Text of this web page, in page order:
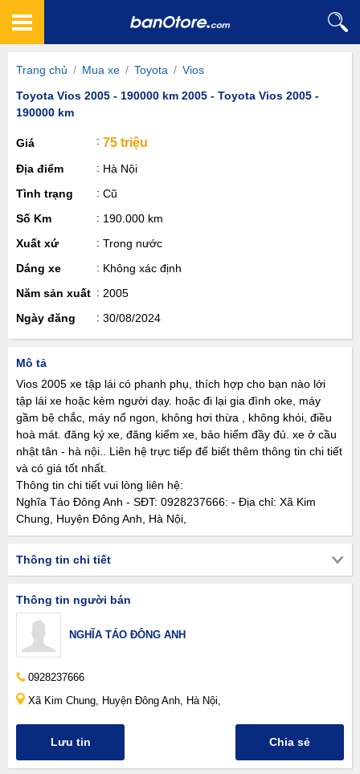
Trang chủ / Mua xe / Toyota / Vios
Toyota Vios 2005 - 190000 km 2005 - Toyota Vios 2005 -
190000 km
Giá 75 triệu
Địa điểm
Hà Nội
Tình trạng
Cũ
Số Km
190.000 km
Xuất xứ
Trong nước
Dáng xe
Không xác định
Năm sản xuất
2005
Ngày đăng
30/08/2024
Mô tả
Vios 2005 xe tập lái có phanh phụ, thích hợp cho bạn nào lới
tập lái xe hoặc kèm người dạy. hoặc đi lại gia đình oke, máy
gầm bệ chắc, máy nổ ngon, không hơi thừa , không khói, điều
hoà mát. đăng ký xe, đăng kiểm xe, bảo hiểm đầy đủ. xe ở cầu
nhật tân - hà nội.. Liên hệ trực tiếp để biết thêm thông tin chi tiết
và có giá tốt nhất.
Thông tin chi tiết vui lòng liên hệ:
Nghĩa Táo Đông Anh - SĐT: 0928237666: - Địa chỉ: Xã Kim
Chung, Huyện Đông Anh, Hà Nội,
Thông tin chi tiết
Thông tin người bán
NGHĨA TÁO ĐÔNG ANH
0928237666
Xã Kim Chung, Huyện Đông Anh, Hà Nội,
Lưu tin Chia sẻ